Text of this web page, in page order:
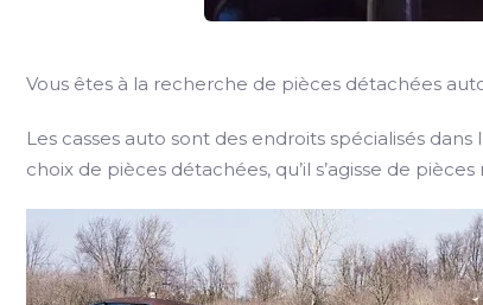
Vous êtes à la recherche de pièces détachées
Les casses auto sont des endroits spécialisés
choix de pièces détachées, qu’il s’agisse de